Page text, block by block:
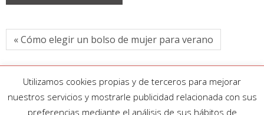
« Cómo elegir un bolso de mujer para verano
Utilizamos cookies propias y de terceros para mejorar
nuestros servicios y mostrarle publicidad relacionada con sus
preferencias mediante el análisis de sus hábitos de